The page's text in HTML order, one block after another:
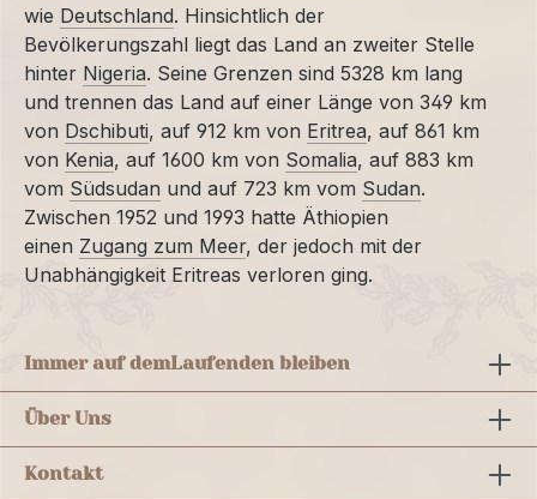
wie Deutschland. Hinsichtlich der
Bevölkerungszahl liegt das Land an zweiter Stelle
hinter Nigeria. Seine Grenzen sind 5328 km lang
und trennen das Land auf einer Länge von 349 km
von Dschibuti, auf 912 km von Eritrea, auf 861 km
von Kenia, auf 1600 km von Somalia, auf 883 km
vom Südsudan und auf 723 km vom Sudan.
Zwischen 1952 und 1993 hatte Äthiopien
einen Zugang zum Meer, der jedoch mit der
Unabhängigkeit Eritreas verloren ging.
Immer auf demLaufenden bleiben
Über Uns
Kontakt